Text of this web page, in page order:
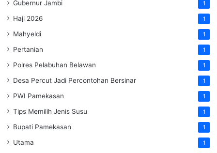
Gubernur Jambi 1
Haji 2026 1
Mahyeldi 1
Pertanian 1
Polres Pelabuhan Belawan 1
Desa Percut Jadi Percontohan Bersinar 1
PWI Pamekasan 1
Tips Memilih Jenis Susu 1
Bupati Pamekasan 1
Utama 1